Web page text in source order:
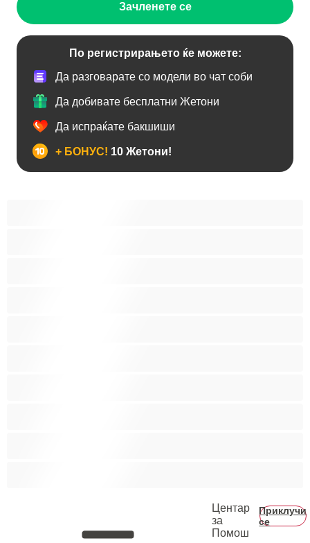
Зачленете се
По регистрирањето ќе можете:
Да разговарате со модели во чат соби
Да добивате бесплатни Жетони
Да испраќате бакшиши
+ БОНУС! 10 Жетони!
Центар
за
Помош
Приклучи
се